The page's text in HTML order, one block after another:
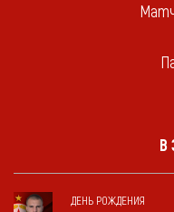
В
ДЕНЬ РОЖДЕНИЯ